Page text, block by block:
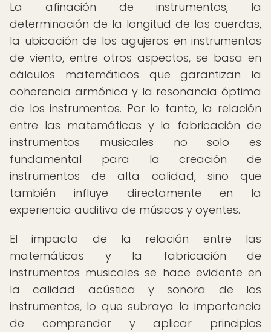
La afinación de instrumentos, la
determinación de la longitud de las cuerdas,
la ubicación de los agujeros en instrumentos
de viento, entre otros aspectos, se basa en
cálculos matemáticos que garantizan la
coherencia armónica y la resonancia óptima
de los instrumentos. Por lo tanto, la relación
entre las matemáticas y la fabricación de
instrumentos musicales no solo es
fundamental para la creación de
instrumentos de alta calidad, sino que
también influye directamente en la
experiencia auditiva de músicos y oyentes.
El impacto de la relación entre las
matemáticas y la fabricación de
instrumentos musicales se hace evidente en
la calidad acústica y sonora de los
instrumentos, lo que subraya la importancia
de comprender y aplicar principios